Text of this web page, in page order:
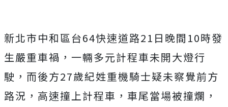
新北市中和區台64快速道路21日晚間10時發
生嚴重車禍，一輛多元計程車未開大燈行
駛，而後方27歲紀姓重機騎士疑未察覺前方
路況，高速撞上計程車，車尾當場被撞爛，